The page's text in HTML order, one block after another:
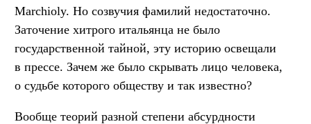
Marchioly. Но созвучия фамилий недостаточно.
Заточение хитрого итальянца не было
государственной тайной, эту историю освещали
в прессе. Зачем же было скрывать лицо человека,
о судьбе которого обществу и так известно?
Вообще теорий разной степени абсурдности